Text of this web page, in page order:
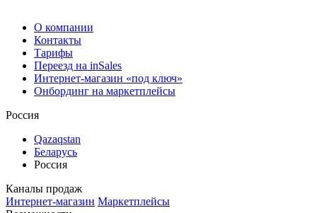
О компании
Контакты
Тарифы
Переезд на inSales
Интернет-магазин «под ключ»
Онбординг на маркетплейсы
Россия
Qazaqstan
Беларусь
Россия
Каналы продаж
Интернет-магазин Маркетплейсы